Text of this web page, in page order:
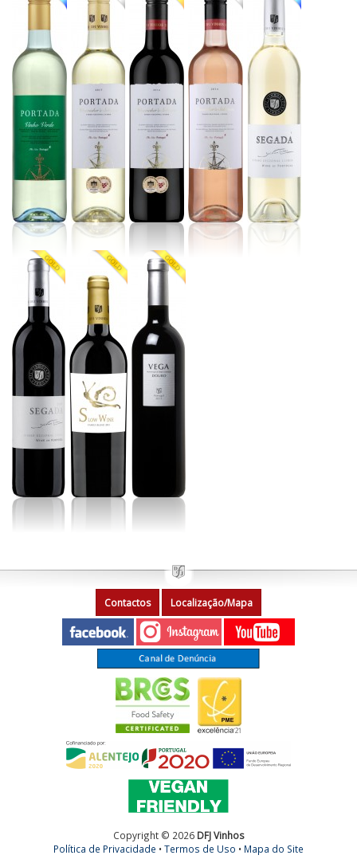
Contactos Localização/Mapa
Copyright © 2026 DFJ Vinhos
Política de Privacidade •Termos de Uso • Mapa do Site